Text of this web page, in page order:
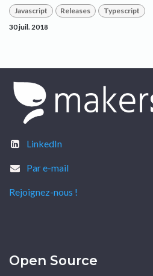
Javascript Releases Typescript
30 juil. 2018
LinkedIn
Par e-mail
Rejoignez-nous !
Open Source